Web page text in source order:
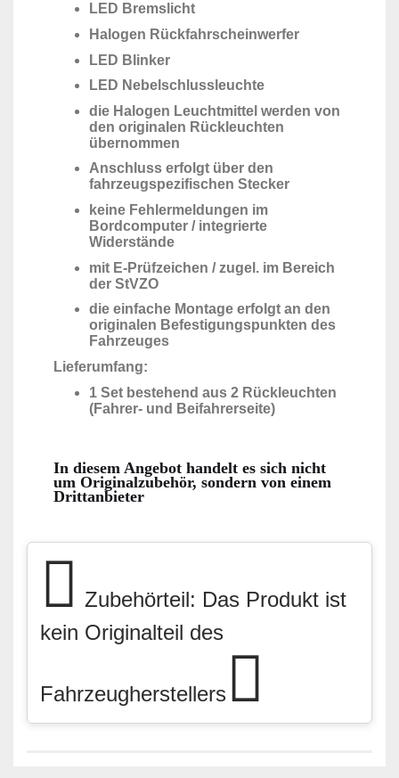
LED Bremslicht
Halogen Rückfahrscheinwerfer
LED Blinker
LED Nebelschlussleuchte
die Halogen Leuchtmittel werden von
den originalen Rückleuchten
übernommen
Anschluss erfolgt über den
fahrzeugspezifischen Stecker
keine Fehlermeldungen im
Bordcomputer / integrierte
Widerstände
mit E-Prüfzeichen / zugel. im Bereich
der StVZO
die einfache Montage erfolgt an den
originalen Befestigungspunkten des
Fahrzeuges
Lieferumfang:
1 Set bestehend aus 2 Rückleuchten
(Fahrer- und Beifahrerseite)
In diesem Angebot handelt es sich nicht
um Originalzubehör, sondern von einem
Drittanbieter
Zubehörteil: Das Produkt ist
kein Originalteil des
Fahrzeugherstellers